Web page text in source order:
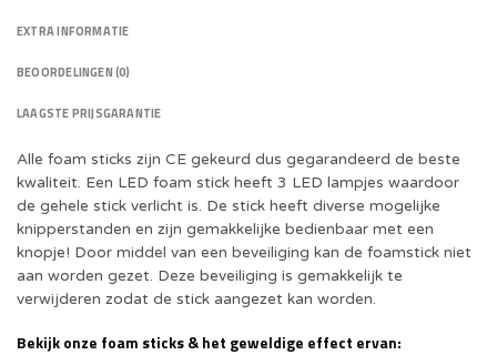
EXTRA INFORMATIE
BEOORDELINGEN (0)
LAAGSTE PRIJSGARANTIE
Alle foam sticks zijn CE gekeurd dus gegarandeerd de beste
kwaliteit. Een LED foam stick heeft 3 LED lampjes waardoor
de gehele stick verlicht is. De stick heeft diverse mogelijke
knipperstanden en zijn gemakkelijke bedienbaar met een
knopje! Door middel van een beveiliging kan de foamstick niet
aan worden gezet. Deze beveiliging is gemakkelijk te
verwijderen zodat de stick aangezet kan worden.
Bekijk onze foam sticks & het geweldige effect ervan: